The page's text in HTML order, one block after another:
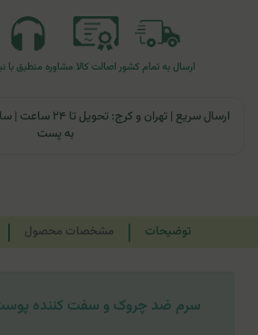
ارسال به تمام کشوراصالت کالا مشاوره منطبق با
ارسال سریع | تهران
به پست
توضیحات مشخصات محصول
سرم ضد چروک و سفت کننده